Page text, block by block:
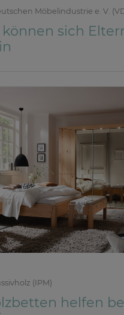
Möbelindustrie e. V.
sich
(IPM)
helfen